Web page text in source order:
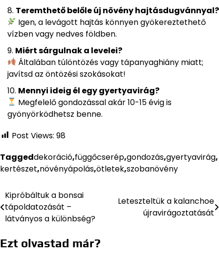
Teremthető belőle új növény hajtásdugvánnyal?
Igen, a levágott hajtás könnyen gyökereztethető
vízben vagy nedves földben.
Miért sárgulnak a levelei?
Általában túlöntözés vagy tápanyaghiány miatt;
javítsd az öntözési szokásokat!
Mennyi ideig él egy gyertyavirág?
Megfelelő gondozással akár 10-15 évig is
gyönyörködhetsz benne.
Post Views: 98
Taggeddekoráció,függőcserép,gondozás,gyertyavirág,
kertészet,növényápolás,ötletek,szobanövény
Bejegyzés
navigáció
Kipróbáltuk a bonsai
tápoldatozását –
látványos a különbség?
Leteszteltük a kalanchoe
újravirágoztatását
Ezt olvastad már?